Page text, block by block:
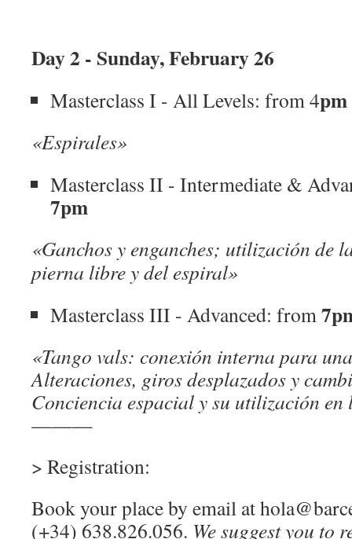
Day 2 - Sunday, February 26
Masterclass I - All Levels: from 4
«Espirales»
Masterclass II - Intermediate &
7pm
«Ganchos y enganches; utilización de
pierna libre y del espiral»
Masterclass III - Advanced: from
«Tango vals: conexión interna para
Alteraciones, giros desplazados y
Conciencia espacial y su utilización en
———
> Registration:
Book your place by email at
(+34) 638.826.056. We suggest you to